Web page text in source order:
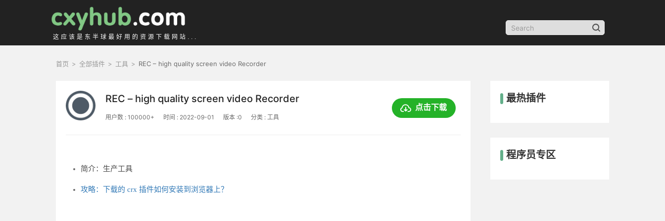
这应该是东半球最好用的资源下载网站...
首页 > 全部插件 > 工具 > REC – high quality screen video Recorder
REC – high quality screen video Recorder
用户数 : 100000+ 时间 : 2022-09-01 版本 :0 分类 : 工具
点击下载
简介：生产工具
攻略：下载的 crx 插件如何安装到浏览器上？
最热插件
程序员专区